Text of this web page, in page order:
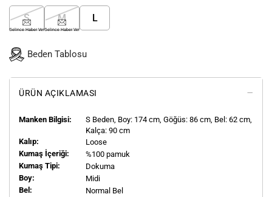
S
Gelince Haber Ver
M
Gelince Haber Ver
L
Beden Tablosu
ÜRÜN AÇIKLAMASI
Manken Bilgisi: S Beden, Boy: 174 cm, Göğüs: 86 cm, Bel: 62 cm,
Kalça: 90 cm
Kalıp:
Loose
Kumaş İçeriği:
%100 pamuk
Kumaş Tipi:
Dokuma
Boy:
Midi
Bel:
Normal Bel